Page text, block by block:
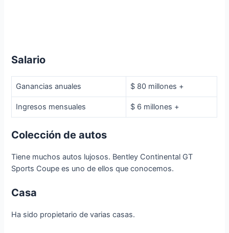
Salario
Ganancias anuales $ 80 millones +
Ingresos mensuales $ 6 millones +
Colección de autos
Tiene muchos autos lujosos. Bentley Continental GT
Sports Coupe es uno de ellos que conocemos.
Casa
Ha sido propietario de varias casas.